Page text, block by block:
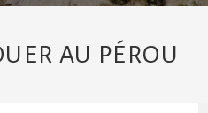
AU PÉROU